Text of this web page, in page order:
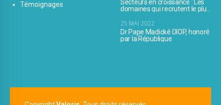
Témoignages
Secteurs en croissance : Les
domaines qui recrutent le plus
25 MAI 2022
Dr Pape Madické DIOP, honoré
par la République